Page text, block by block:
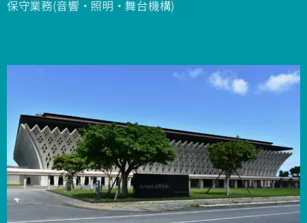
保守業務(音響・照明・舞台機構)